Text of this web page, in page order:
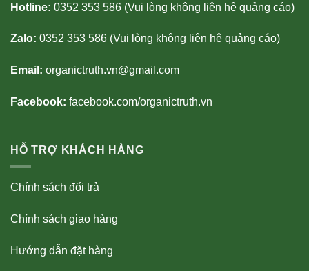
Hotline: 0352 353 586 (Vui lòng không liên hệ quảng cáo)
Zalo: 0352 353 586 (Vui lòng không liên hệ quảng cáo)
Email: organictruth.vn@gmail.com
Facebook: facebook.com/organictruth.vn
HỖ TRỢ KHÁCH HÀNG
Chính sách đổi trả
Chính sách giao hàng
Hướng dẫn đặt hàng